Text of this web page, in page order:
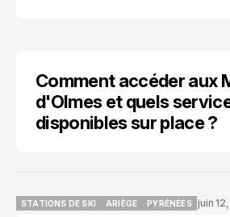
Comment accéder aux
d'Olmes et quels
disponibles sur place ?
STATIONS DE SKI
ARIÈGE
PYRÉNÉES
juin